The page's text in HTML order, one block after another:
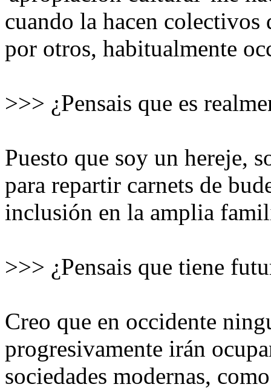
cuando la hacen
por otros, habitualmente
>>> ¿Pensais que es
Puesto que soy un hereje,
para repartir carnets de
inclusión en la amplia
>>> ¿Pensais que tiene
Creo que en occidente
progresivamente irán
sociedades modernas,